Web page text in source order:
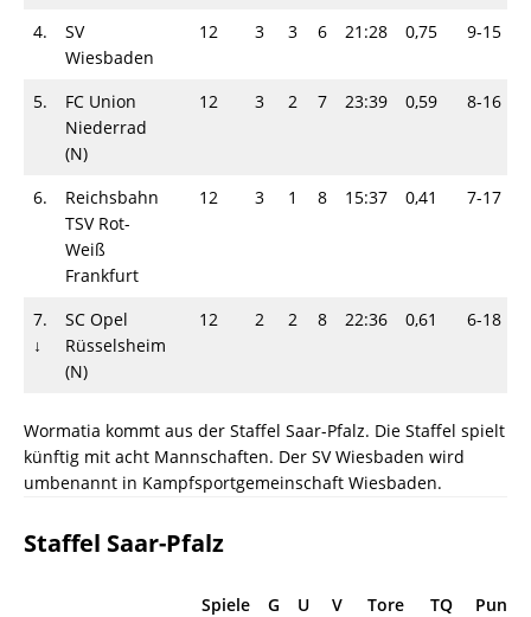
4.
SV
Wiesbaden
12 3 3 6 21:28 0,75 9-15
5.
FC Union
Niederrad
(N)
12 3 2 7 23:39 0,59 8-16
6.
Reichsbahn
TSV Rot-
Weiß
Frankfurt
12 3 1 8 15:37 0,41 7-17
7.
↓
SC Opel
Rüsselsheim
(N)
12 2 2 8 22:36 0,61 6-18
Wormatia kommt aus der Staffel Saar-Pfalz. Die Staffel spielt
künftig mit acht Mannschaften. Der SV Wiesbaden wird
umbenannt in Kampfsportgemeinschaft Wiesbaden.
Staffel Saar-Pfalz
Spiele G U V Tore TQ